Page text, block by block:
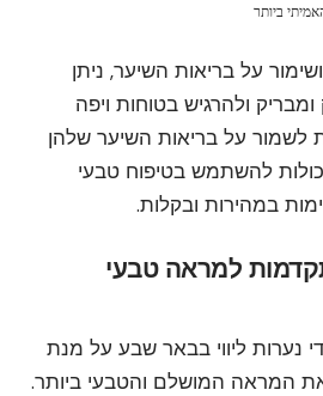
ביותר
על בריאות השיער, ניתן
ולהרגיש בטוחות ויפה
לשמור על בריאות השיער שלהן
להשתמש בטיפוח טבעי
במהירות ובקלות.
למראה טבעי
נערות ליווי בבאר שבע על מנת
המראה המושלם והטבעי ביותר.